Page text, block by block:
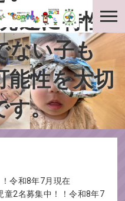
達に特性の
ない子も
性を大切
す。
令和8年7月現在
童2名募集中！！令和8年7